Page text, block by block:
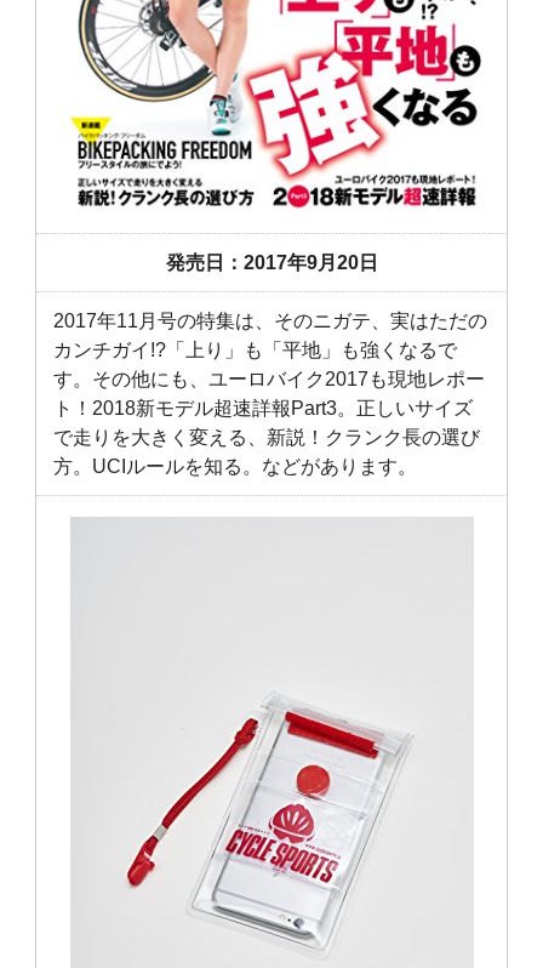
発売日：2017年9月20日
2017年11月号の特集は、そのニガテ、実はただの
カンチガイ!?「上り」も「平地」も強くなるで
す。その他にも、ユーロバイク2017も現地レポー
ト！2018新モデル超速詳報Part3。正しいサイズ
で走りを大きく変える、新説！クランク長の選び
方。UCIルールを知る。などがあります。